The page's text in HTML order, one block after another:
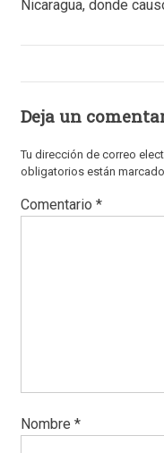
Nicaragua, donde
Deja un
Tu dirección de correo
obligatorios están
Comentario *
Nombre *